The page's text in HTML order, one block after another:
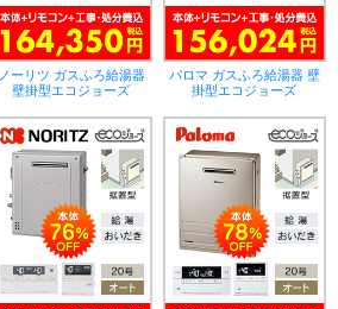
ノーリツ ガスふろ給湯器
壁掛型エコジョーズ
パロマ ガスふろ給湯器 壁
掛型エコジョーズ